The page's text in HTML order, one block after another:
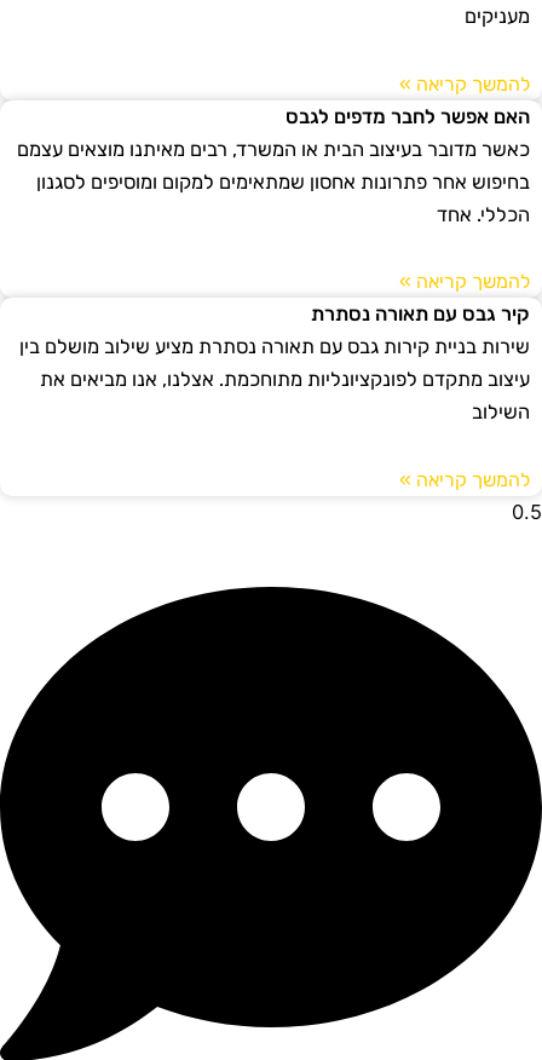
מעניקים
להמשך קריאה »
האם אפשר לחבר מדפים לגבס
כאשר מדובר בעיצוב הבית או המשרד, רבים מאיתנו מוצאים עצמם
בחיפוש אחר פתרונות אחסון שמתאימים למקום ומוסיפים לסגנון
הכללי. אחד
להמשך קריאה »
קיר גבס עם תאורה נסתרת
שירות בניית קירות גבס עם תאורה נסתרת מציע שילוב מושלם בין
עיצוב מתקדם לפונקציונליות מתוחכמת. אצלנו, אנו מביאים את
השילוב
להמשך קריאה »